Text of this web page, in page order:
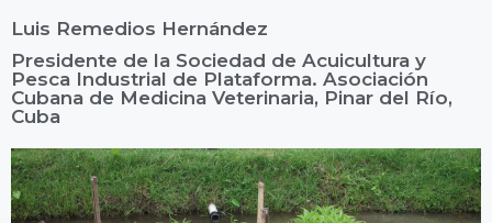
Luis Remedios Hernández
Presidente de la Sociedad de Acuicultura y
Pesca Industrial de Plataforma. Asociación
Cubana de Medicina Veterinaria, Pinar del Río,
Cuba